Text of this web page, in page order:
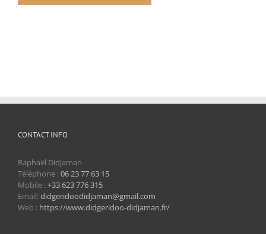
CONTACT INFO
Raphaël Didjaman
Téléphone :06 23 77 63 15
Mobile :+33 623 776 315
Email:didgeridoodidjaman@gmail.com
Web : https://www.didgeridoo-didjaman.fr/